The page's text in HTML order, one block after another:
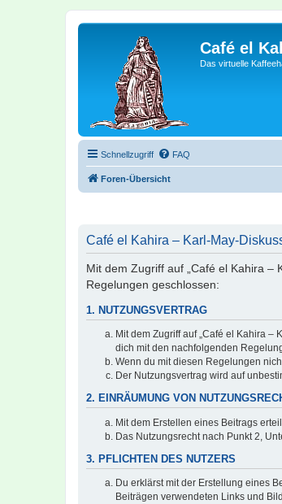
Café el
Das virtuelle
Schnellzugriff FAQ
Foren-Übersicht
Café el Kahira – Karl-May-
Mit dem Zugriff auf „Café el Kahira –
Regelungen geschlossen:
1. NUTZUNGSVERTRAG
Mit dem Zugriff auf „Café el Kahira –
dich mit den nachfolgenden
Wenn du mit diesen Regelungen
Der Nutzungsvertrag wird auf
2. EINRÄUMUNG VON
Mit dem Erstellen eines Beitrags
Das Nutzungsrecht nach Punkt 2,
3. PFLICHTEN DES NUTZERS
Du erklärst mit der Erstellung eines
Beiträgen verwendeten Links und